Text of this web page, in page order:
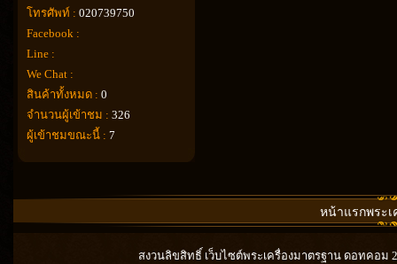
โทรศัพท์ : 020739750
Facebook :
Line :
We Chat :
สินค้าทั้งหมด : 0
จำนวนผู้เข้าชม : 326
ผู้เข้าชมขณะนี้ : 7
หน้าแรกพระเ
สงวนลิขสิทธิ์ เว็บไซต์พระเครื่องมาตรฐาน ดอทคอม